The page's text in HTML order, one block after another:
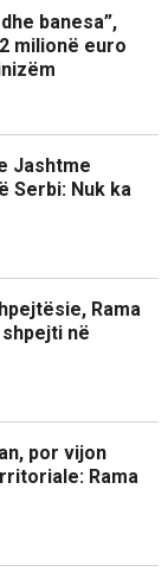
banesa”,
milionë euro
Jashtme
Serbi: Nuk ka
Rama
në
por vijon
Rama